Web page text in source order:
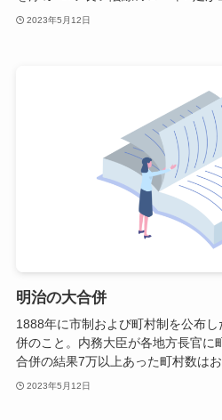
2023年5月12日
明治の大合併
1888年に市制および町村制を公布
併のこと。内務大臣が各地方長官に
合併の結果7万以上あった町村数はお
2023年5月12日